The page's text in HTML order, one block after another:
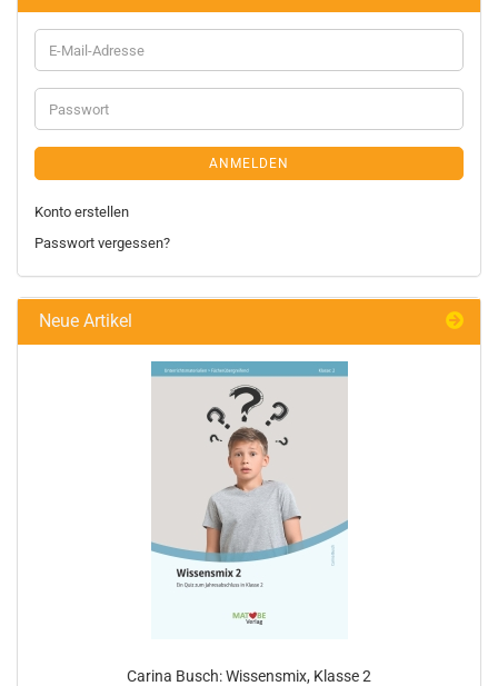
ANMELDEN
Konto erstellen
Passwort vergessen?
Neue Artikel
Carina Busch: Wissensmix, Klasse 2